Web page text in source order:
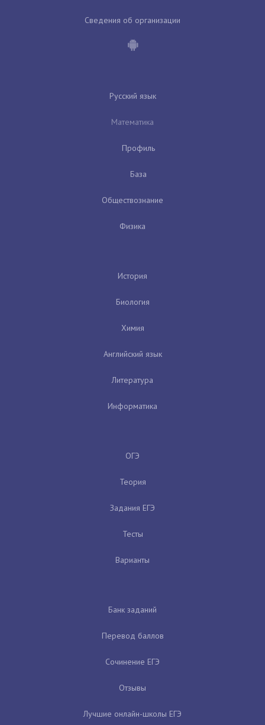
Сведения об организации
Русский язык
Математика
Профиль
База
Обществознание
Физика
История
Биология
Химия
Английский язык
Литература
Информатика
ОГЭ
Теория
Задания ЕГЭ
Тесты
Варианты
Банк заданий
Перевод баллов
Сочинение ЕГЭ
Отзывы
Лучшие онлайн-школы ЕГЭ